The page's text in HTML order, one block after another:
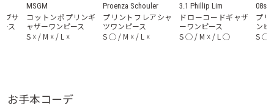
ブサ
ス
MSGM
コットンポプリンギ
ャザーワンピース
S ☓ / M ☓ / L ☓
Proenza Schouler
プリントフレアシャ
ツワンピース
S ◯ / M ☓ / L ☓
3.1 Phillip Lim
ドローコードギャザ
ーワンピース
S ◯ / M ☓ / L ◯
プリ
ンピ
S ◯
お手本コーデ